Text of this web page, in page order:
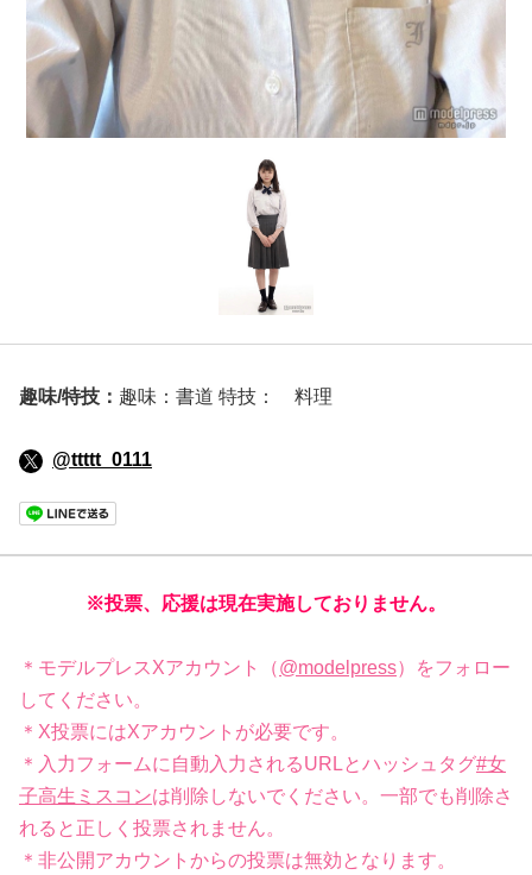
趣味/特技： 趣味：書道 特技： 料理
@ttttt_0111
※投票、応援は現在実施しておりません。
＊モデルプレスXアカウント（@modelpress）をフォロー
してください。
＊X投票にはXアカウントが必要です。
＊入力フォームに自動入力されるURLとハッシュタグ#女
子高生ミスコンは削除しないでください。一部でも削除さ
れると正しく投票されません。
＊非公開アカウントからの投票は無効となります。